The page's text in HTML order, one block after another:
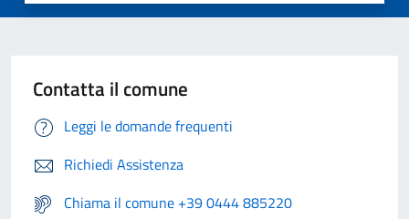
Contatta il comune
Leggi le domande frequenti
Richiedi Assistenza
Chiama il comune +39 0444 885220